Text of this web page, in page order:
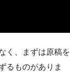
く、まずは原稿を
るものがありま